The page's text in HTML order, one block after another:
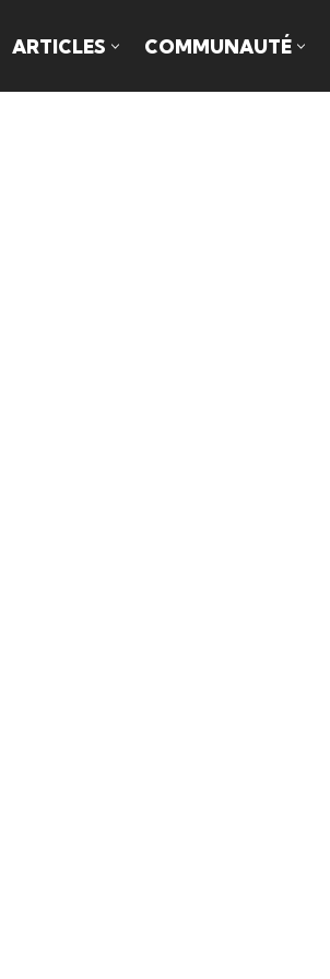
ARTICLES COMMUNAUTÉ